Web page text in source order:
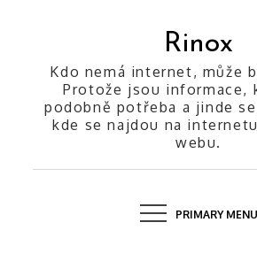
Rinox
Kdo nemá internet, může
Protože jsou informace,
podobně potřeba a jinde
kde se najdou na
webu.
PRIMARY MENU